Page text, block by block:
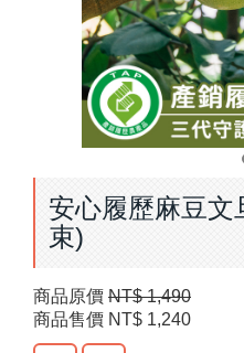
安心履歷麻豆文
束)
商品原價 NT$ 1,490
商品售價 NT$ 1,240